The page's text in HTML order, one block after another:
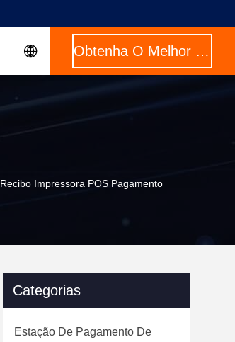
Obtenha O Melhor Preço
Impressora POS Pagamento
Categorias
Estação De Pagamento De